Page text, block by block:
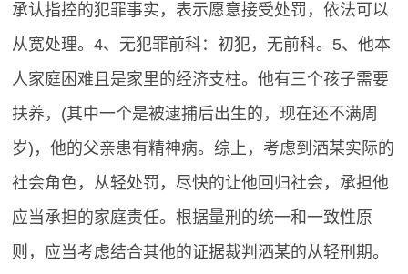
承认指控的犯罪事实，表示愿意接受处罚，依法可以
从宽处理。4、无犯罪前科：初犯，无前科。5、他本
人家庭困难且是家里的经济支柱。他有三个孩子需要
扶养，(其中一个是被逮捕后出生的，现在还不满周
岁)，他的父亲患有精神病。综上，考虑到洒某实际的
社会角色，从轻处罚，尽快的让他回归社会，承担他
应当承担的家庭责任。根据量刑的统一和一致性原
则，应当考虑结合其他的证据裁判洒某的从轻刑期。